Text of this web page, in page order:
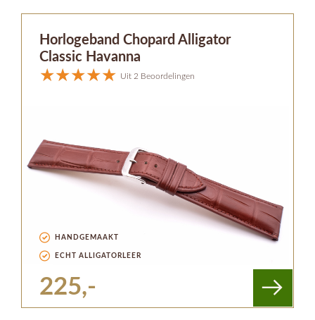
Horlogeband Chopard Alligator
Classic Havanna
Uit 2 Beoordelingen
HANDGEMAAKT
ECHT ALLIGATORLEER
225,-